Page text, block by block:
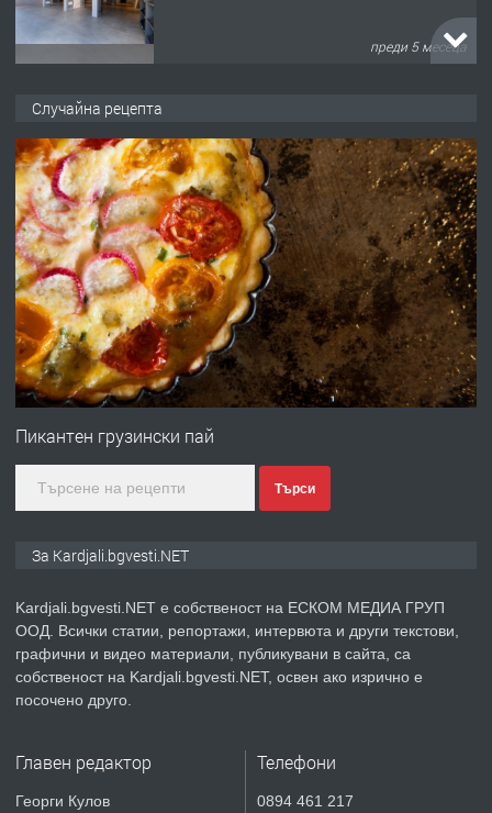
преди 6 месеца
преди 7 месеца
ПРЕДЛАГА
Гараж под наем в супер център
Кърджали
преди 9 месеца
ПРЕДЛАГА
№3972 Парцел в регулация на брега
село Гняздово.
„Електротехник”/”Електромонтьор”
обучение
преди 1 година
ПРЕДЛАГА
Курсове-
Случайна рецепта
Пикантен грузински пай
Търси
За Kardjali.bgvesti.NET
Kardjali.bgvesti.NET е собственост на ЕСКОМ МЕДИА ГРУП
ООД. Всички статии, репортажи, интервюта и други текстови,
графични и видео материали, публикувани в сайта, са
собственост на Kardjali.bgvesti.NET, освен ако изрично е
посочено друго.
Главен редактор
Георги Кулов
Телефони
0894 461 217